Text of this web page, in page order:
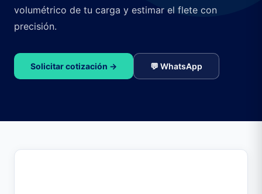
volumétrico de tu carga y estimar el flete con
precisión.
Solicitar cotización → 💬 WhatsApp